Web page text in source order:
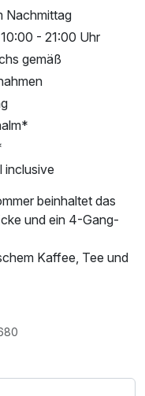
Nachmittag
- 21:00 Uhr
gemäß
inclusive
beinhaltet das
und ein 4-Gang-
Kaffee, Tee und
Tischwein,
für unsere
erhältlich.
des